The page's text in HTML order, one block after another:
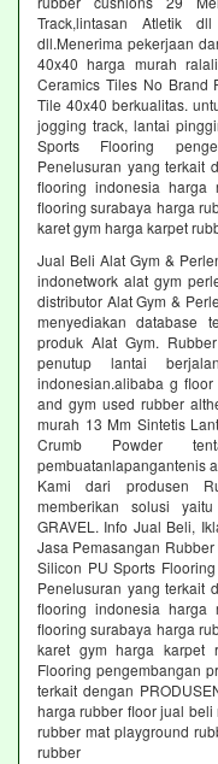
Track,lintasan Atletik
dll.Menerima pekerjaan
40x40 harga murah
Ceramics Tiles No Brand
Tile 40x40 berkualitas.
jogging track, lantai
Sports Flooring
Penelusuran yang terkait
flooring indonesia
flooring surabaya harga
karet gym harga karpet
Jual Beli Alat Gym &
indonetwork alat gym
distributor Alat Gym &
menyediakan database
produk Alat Gym.
penutup lantai
indonesian.alibaba g
and gym used rubber
murah 13 Mm Sintetis
Crumb Powder
pembuatanlapangantenis
Kami dari produsen
memberikan solusi yaitu
GRAVEL. Info Jual Beli,
Jasa Pemasangan
Silicon PU Sports
Penelusuran yang terkait
flooring indonesia
flooring surabaya harga
karet gym harga karpet
Flooring pengembangan
terkait dengan
harga rubber floor jual
rubber mat playground
rubber